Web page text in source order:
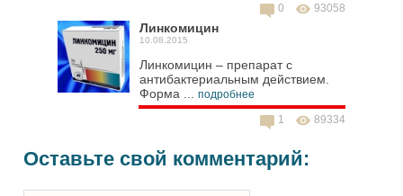
93058
0
Линкомицин
10.08.2015
Линкомицин – препарат с
антибактериальным действием.
Форма ... подробнее
89334
1
Оставьте свой комментарий: